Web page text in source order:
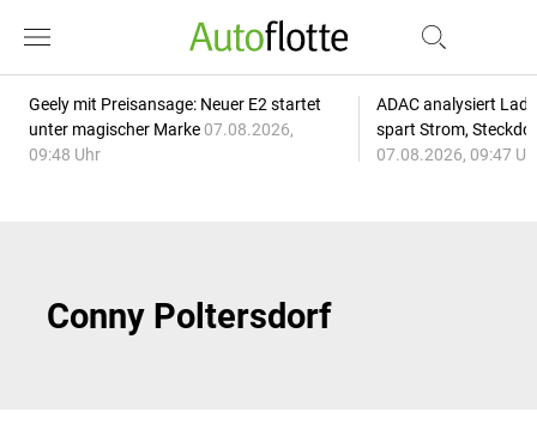
Geely mit Preisansage: Neuer E2 startet
unter magischer Marke 07.08.2026,
09:48 Uhr
ADAC analysiert
spart Strom,
07.08.2026, 09:47
Conny Poltersdorf